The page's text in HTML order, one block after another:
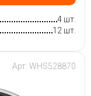
4 шт.
12 шт.
Арт: WHS528870